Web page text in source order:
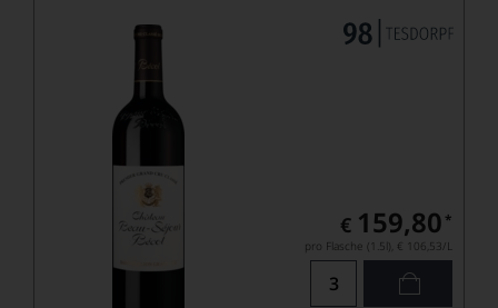
€ 159,80 *
pro Flasche (1.5l), € 106,53/L